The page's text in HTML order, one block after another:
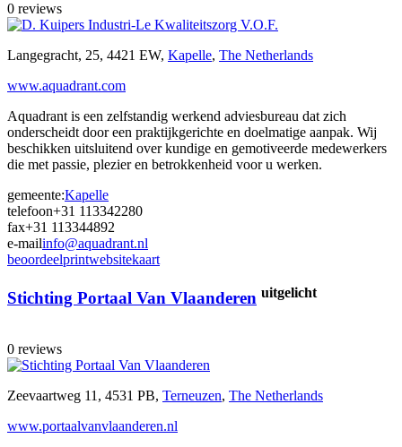
0 reviews
Langegracht, 25, 4421 EW, Kapelle, The Netherlands
www.aquadrant.com
Aquadrant is een zelfstandig werkend adviesbureau dat zich
onderscheidt door een praktijkgerichte en doelmatige aanpak. Wij
beschikken uitsluitend over kundige en gemotiveerde medewerkers
die met passie, plezier en betrokkenheid voor u werken.
gemeente:Kapelle
telefoon+31 113342280
fax+31 113344892
e-mailinfo@aquadrant.nl
beoordeelprintwebsitekaart
Stichting Portaal Van Vlaanderen uitgelicht
0 reviews
Zeevaartweg 11, 4531 PB, Terneuzen, The Netherlands
www.portaalvanvlaanderen.nl